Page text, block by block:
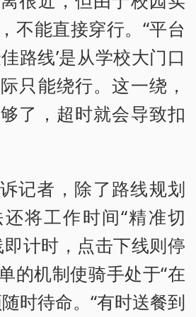
不能直接穿行。“平台
路线’是从学校大门口
只能绕行。这一绕，
了，超时就会导致扣
记者，除了路线规划
将工作时间“精准切
计时，点击下线则停
机制使骑手处于“在
时待命。“有时送餐到